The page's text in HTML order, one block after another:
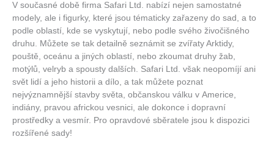
V současné době firma Safari Ltd. nabízí nejen samostatné
modely, ale i figurky, které jsou tématicky zařazeny do sad, a to
podle oblastí, kde se vyskytují, nebo podle svého živočišného
druhu. Můžete se tak detailně seznámit se zvířaty Arktidy,
pouště, oceánu a jiných oblastí, nebo zkoumat druhy žab,
motýlů, velryb a spousty dalších. Safari Ltd. však neopomíjí ani
svět lidí a jeho historii a dílo, a tak můžete poznat
nejvýznamnější stavby světa, občanskou válku v Americe,
indiány, pravou africkou vesnici, ale dokonce i dopravní
prostředky a vesmír. Pro opravdové sběratele jsou k dispozici
rozšířené sady!